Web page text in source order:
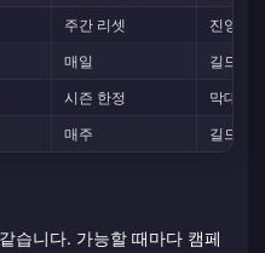
주간 리셋
진영별
매일
길드 기
시즌 한정
막대한
매주 길드 골
습니다. 가능할 때마다 캠페